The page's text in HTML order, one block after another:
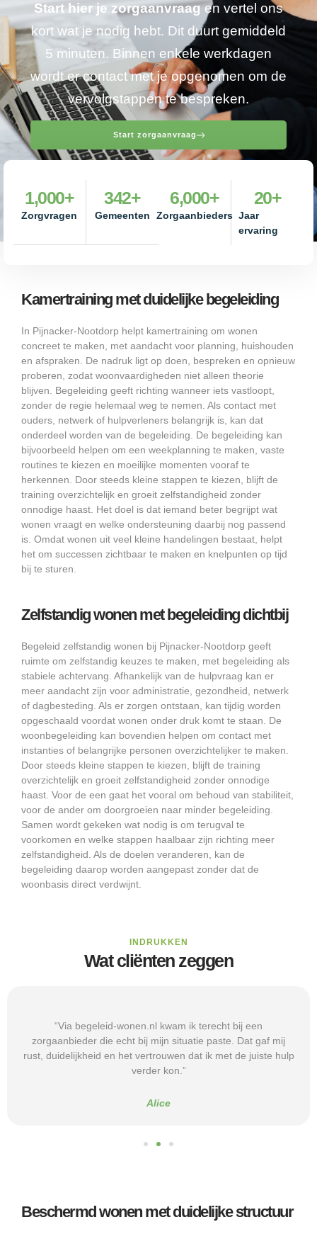
Start hier je zorgaanvraagen vertel ons
kort wat je nodig hebt. Dit duurt gemiddeld
5 minuten. Binnen enkele werkdagen
wordt er contact met je opgenomen om de
vervolgstappen te bespreken.
Start zorgaanvraag
Zorgvragen
1,000+
Gemeenten
342+
Zorgaanbieders
6,000+
Jaar
ervaring
20+
Kamertraining met duidelijke begeleiding
In Pijnacker-Nootdorp helpt kamertraining om wonen
concreet te maken, met aandacht voor planning, huishouden
en afspraken. De nadruk ligt op doen, bespreken en opnieuw
proberen, zodat woonvaardigheden niet alleen theorie
blijven. Begeleiding geeft richting wanneer iets vastloopt,
zonder de regie helemaal weg te nemen. Als contact met
ouders, netwerk of hulpverleners belangrijk is, kan dat
onderdeel worden van de begeleiding. De begeleiding kan
bijvoorbeeld helpen om een weekplanning te maken, vaste
routines te kiezen en moeilijke momenten vooraf te
herkennen. Door steeds kleine stappen te kiezen, blijft de
training overzichtelijk en groeit zelfstandigheid zonder
onnodige haast. Het doel is dat iemand beter begrijpt wat
wonen vraagt en welke ondersteuning daarbij nog passend
is. Omdat wonen uit veel kleine handelingen bestaat, helpt
het om successen zichtbaar te maken en knelpunten op tijd
bij te sturen.
Zelfstandig wonen met begeleiding dichtbij
Begeleid zelfstandig wonen bij Pijnacker-Nootdorp geeft
ruimte om zelfstandig keuzes te maken, met begeleiding als
stabiele achtervang. Afhankelijk van de hulpvraag kan er
meer aandacht zijn voor administratie, gezondheid, netwerk
of dagbesteding. Als er zorgen ontstaan, kan tijdig worden
opgeschaald voordat wonen onder druk komt te staan. De
woonbegeleiding kan bovendien helpen om contact met
instanties of belangrijke personen overzichtelijker te maken.
Door steeds kleine stappen te kiezen, blijft de training
overzichtelijk en groeit zelfstandigheid zonder onnodige
haast. Voor de een gaat het vooral om behoud van stabiliteit,
voor de ander om doorgroeien naar minder begeleiding.
Samen wordt gekeken wat nodig is om terugval te
voorkomen en welke stappen haalbaar zijn richting meer
zelfstandigheid. Als de doelen veranderen, kan de
begeleiding daarop worden aangepast zonder dat de
woonbasis direct verdwijnt.
INDRUKKEN
Wat cliënten zeggen
“Via begeleid-wonen.nl kwam ik terecht bij een
zorgaanbieder die echt bij mijn situatie paste. Dat gaf mij
rust, duidelijkheid en het vertrouwen dat ik met de juiste hulp
verder kon.”
Alice
Beschermd wonen met duidelijke structuur